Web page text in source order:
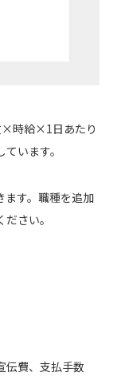
×時給×1日あたり
います。
ます。職種を追加
さい。
伝費、支払手数